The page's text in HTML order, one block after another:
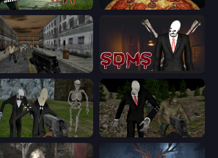
Death City Zombie Invasion Pizza Anomalies
Silent Insanity Psychological Trauma Slenderman Must Die: Sanatorium 2021
Slenderman Must Die: Graveyard Shoot Your Nightmare: Halloween Special